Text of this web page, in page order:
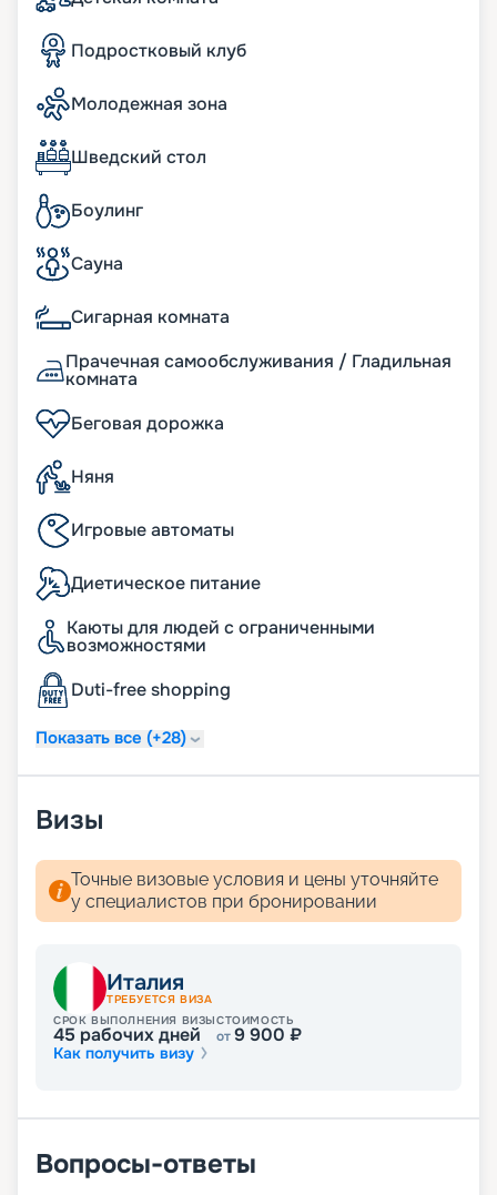
Читайте отзывы других клиентов и смотрите
фото и план корабля. Узнавайте цену на путевку
и покупайте ее на навигацию 2026 - 2027. Не
пропустите возможность ощутить настоящее
удовольствие от путешествия. Сделайте ваш
отдых выгодным и комфортным.
Подростковый клуб
Молодежная зона
Шведский стол
Боулинг
Сауна
Сигарная комната
Прачечная самообслуживания / Гладильная
комната
Беговая дорожка
Няня
Игровые автоматы
Диетическое питание
Каюты для людей с ограниченными
возможностями
Duti-free shopping
Показать все (+28)
Визы
Точные визовые условия и цены уточняйте
у специалистов при бронировании
Италия
ТРЕБУЕТСЯ ВИЗА
СРОК ВЫПОЛНЕНИЯ ВИЗЫ
45 рабочих дней
СТОИМОСТЬ
от9 900 ₽
Как получить визу
Вопросы-ответы